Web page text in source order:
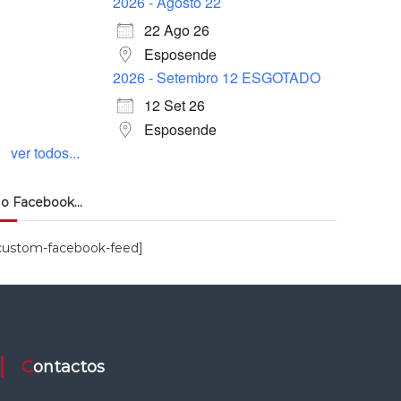
22 Ago 26
Esposende
2026 - Setembro 12 ESGOTADO
12 Set 26
Esposende
ver todos...
Facebook…
facebook-feed]
Contactos